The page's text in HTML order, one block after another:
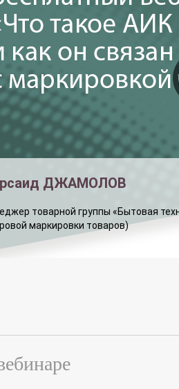
ДЖАМОЛОВ
товарной группы «Бытовая
маркировки товаров)